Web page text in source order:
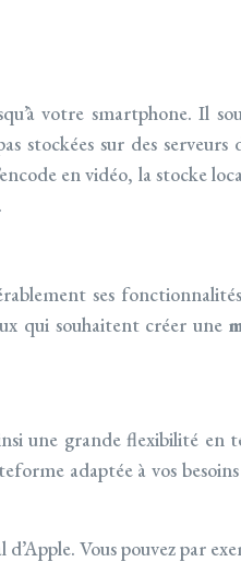
votre smartphone. Il
stockées sur des
en vidéo, la stocke
ses
qui souhaitent créer une
une grande flexibilité en
adaptée à vos
d’Apple. Vous pouvez par